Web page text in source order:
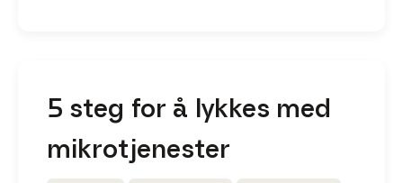
5 steg for å lykkes med
mikrotjenester